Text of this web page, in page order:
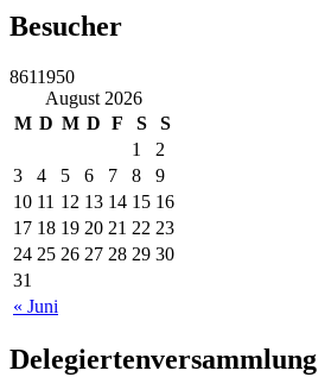
Besucher
8611950
August 2026
M D M D F S S
« Juni
1
2
3
4 5 6 7 8
9
10 11 12 13 14 15 16
17 18 19 20 21 22 23
24 25 26 27 28 29 30
31
Delegiertenversammlung